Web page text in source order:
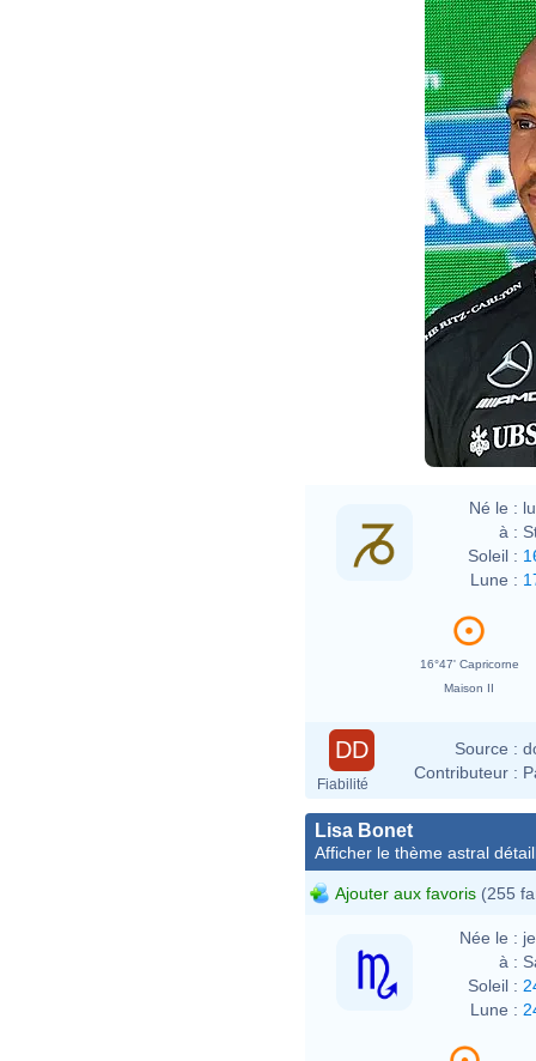
Né le :
à :
Soleil :
Lune :
16°47' Capricorne
Maison II
DD
Fiabilité
Source :
Contributeur :
Lisa Bonet
Afficher le thème astral
Ajouter aux favoris (255
Née le :
à :
Soleil :
Lune :